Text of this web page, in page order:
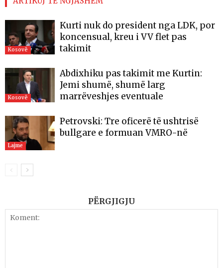
Kosovë
Kurti nuk do president nga LDK, por
koncensual, kreu i VV flet pas
takimit
Kosovë
Abdixhiku pas takimit me Kurtin:
Jemi shumë, shumë larg
marrëveshjes eventuale
Lajme
Petrovski: Tre oficerë të ushtrisë
bullgare e formuan VMRO-në
PËRGJIGJU